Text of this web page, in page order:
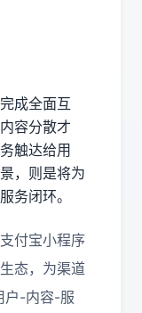
成全面互
容分散才
触达给用
，则是将为
务闭环。
付宝小程序
态，为渠道
户-内容-服